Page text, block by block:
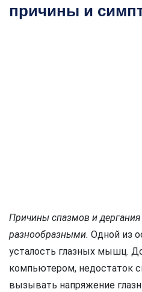
причины и
Причины спазмов и дергания
разнообразными. Одной из
усталость глазных мышц.
компьютером, недостаток
вызывать напряжение